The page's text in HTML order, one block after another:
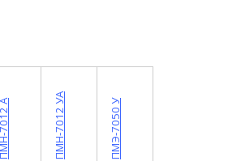
ПМН-7012 А ПМН-7012 УА ПМЭ-7050 У